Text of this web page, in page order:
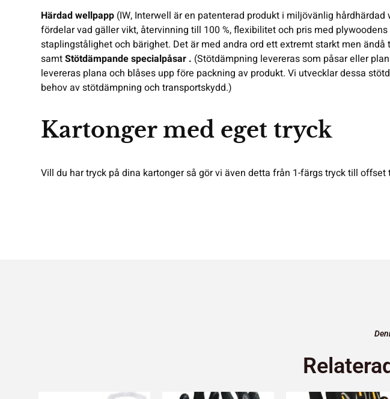
Härdad wellpapp (IW, Interwell är en patenterad produkt i miljövänlig
fördelar vad gäller vikt, återvinning till 100 %, flexibilitet och pris med
staplingstålighet och bärighet. Det är med andra ord ett extremt starkt men
samtStötdämpande specialpåsar . (Stötdämpning levereras som påsar eller
levereras plana och blåses upp före packning av produkt. Vi utvecklar dessa
behov av stötdämpning och transportskydd.)
Kartonger med eget tryck
Vill du har tryck på dina kartonger så gör vi även detta från 1-färgs tryck till offset